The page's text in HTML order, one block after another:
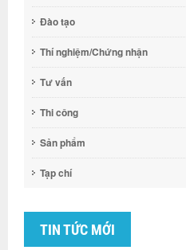
Đào tạo
Thí nghiệm/Chứng nhận
Tư vấn
Thi công
Sản phẩm
Tạp chí
TIN TỨC MỚI